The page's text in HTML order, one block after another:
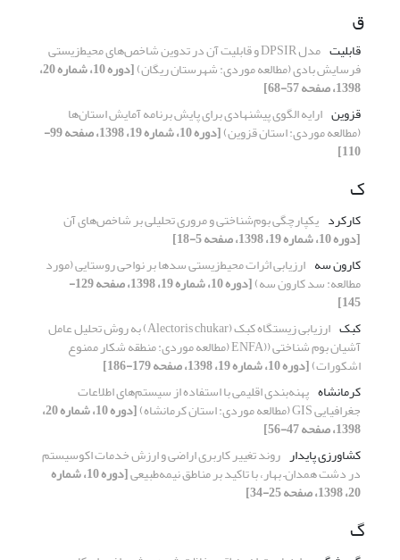
ق
قابلیت مدل DPSIR و قابلیت آن در تدوین شاخص‌های محیط‌زیستی
فرسایش بادی (مطالعه موردی: شهرستان ریگان) [دوره 10، شماره 20،
1398، صفحه 57-68]
قزوین ارایه الگوی پیشنهادی برای پایش برنامه آمایش استان‌ها
(مطالعه موردی: استان قزوین) [دوره 10، شماره 19، 1398، صفحه 99-
110]
ک
کارکرد یکپارچگی بوم‌‌شناختی و مروری تحلیلی بر شاخص‌‌های آن
[دوره 10، شماره 19، 1398، صفحه 5-18]
کارون سه ارزیابی اثرات ‌محیط‌زیستی سدها بر نواحی روستایی (مورد
مطالعه: سد کارون سه) [دوره 10، شماره 19، 1398، صفحه 129-
145]
کبک
ارزیابی زیستگاه کبک (Alectoris chukar) به روش تحلیل عامل
آشیان بوم شناختی ((ENFA (مطالعه موردی: منطقه شکار ممنوع
اشکورات)[دوره 10، شماره 19، 1398، صفحه 179-186]
کرمانشاه ‌پهنه‌بندی اقلیمی با استفاده از سیستم‌های اطلاعات
جغرافیایی GIS (مطالعه موردی: استان کرمانشاه) [دوره 10، شماره 20،
1398، صفحه 47-56]
کشاورزی پایدار روند تغییر کاربری اراضی و ارزش خدمات اکوسیستم
در دشت همدان– بهار، با تاکید بر مناطق نیمه‌طبیعی [دوره 10، شماره
20، 1398، صفحه 25-34]
گ